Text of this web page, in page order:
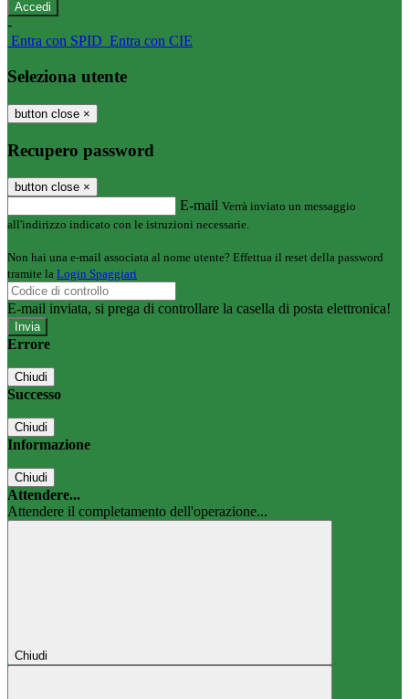
-
Entra con SPID Entra con CIE
Seleziona utente
button close ×
Recupero password
button close ×
E-mail Verrà inviato un messaggio
all'indirizzo indicato con le istruzioni necessarie.
Non hai una e-mail associata al nome utente? Effettua il reset della password
tramite la Login Spaggiari
E-mail inviata, si prega di controllare la casella di posta elettronica!
Errore
Chiudi
Successo
Chiudi
Informazione
Chiudi
Attendere...
Attendere il completamento dell'operazione...
Chiudi